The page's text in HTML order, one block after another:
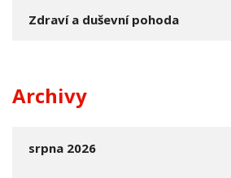
Zdraví a duševní pohoda
Archivy
srpna 2026